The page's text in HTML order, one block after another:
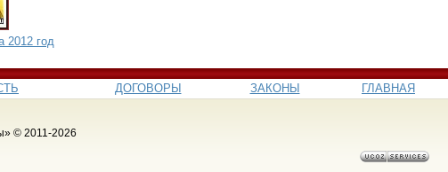
2012 год
ДОГОВОРЫ ЗАКОНЫ ГЛАВНАЯ
© 2011-2026